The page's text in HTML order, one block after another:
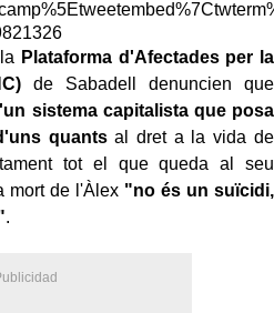
Plataforma d'Afectades per la
)de Sabadell denuncien que
sistema capitalista que posa
quantsal dret a la vida de
tot el que queda al seu
mort de l'Àlex "no és un suïcidi,
.